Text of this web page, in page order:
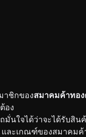
าชิกของสมาคมค้าทอ
อง
มั่นใจได้ว่าจะได้รับสิน
ละเกณฑ์ของสมาคมค้